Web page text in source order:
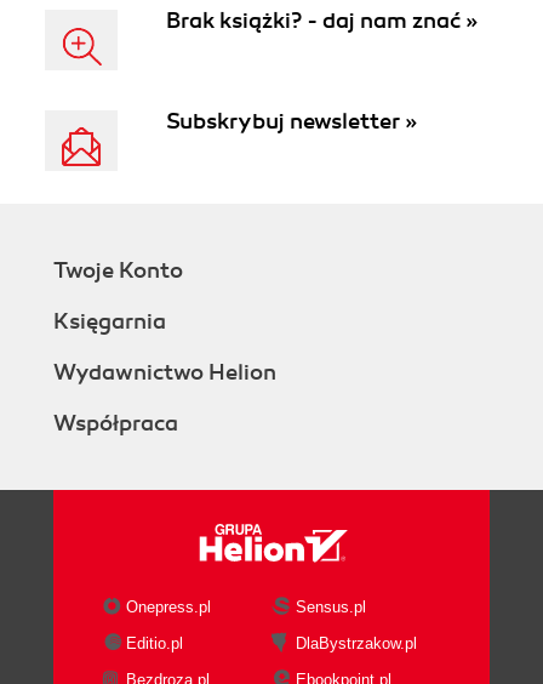
Brak książki? - daj nam znać »
Subskrybuj newsletter »
Twoje Konto
Księgarnia
Wydawnictwo Helion
Współpraca
Onepress.pl
Sensus.pl
Editio.pl
DlaBystrzakow.pl
Bezdroza.pl
Ebookpoint.pl